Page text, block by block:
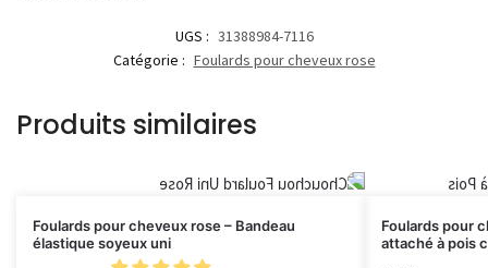
UGS : 31388984-7116
Catégorie : Foulards pour cheveux rose
Produits similaires
Foulards pour cheveux rose – Bandeau
élastique soyeux uni
Foulards pour
attaché à pois